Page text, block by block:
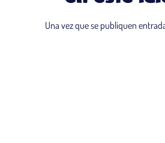
Una vez que se publiquen